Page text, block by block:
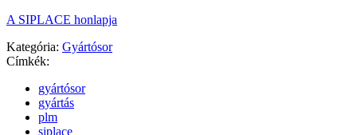
A SIPLACE honlapja
Kategória: Gyártósor
Címkék:
gyártósor
gyártás
plm
siplace